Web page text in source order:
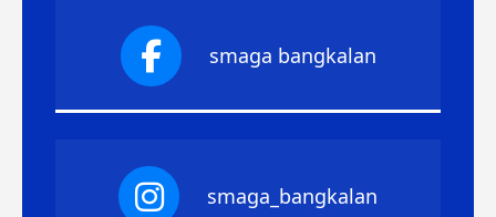
smaga bangkalan
smaga_bangkalan